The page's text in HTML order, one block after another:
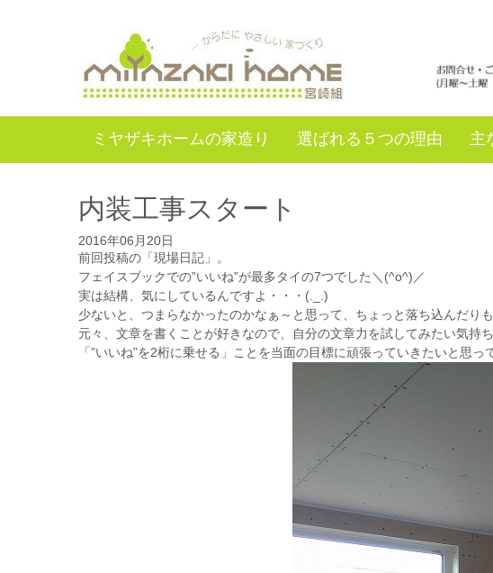
ミヤザキホームの家造り 選ばれる５つの理由 主
内装工事スタート
2016年06月20日
前回投稿の「現場日記」。
フェイスブックでの”いいね”が最多タイの7つでした＼(^o^)／
実は結構、気にしているんですよ・・・(._.)
少ないと、つまらなかったのかなぁ～と思って、ちょっと落ち込んだ
元々、文章を書くことが好きなので、自分の文章力を試してみたい気持
「”いいね”を2桁に乗せる」ことを当面の目標に頑張っていきたいと思っ